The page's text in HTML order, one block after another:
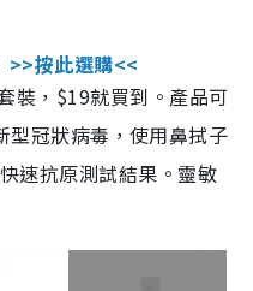
>>按此選購<<
裝，$19就買到。產品可
冠狀病毒，使用鼻拭子
速抗原測試結果。靈敏